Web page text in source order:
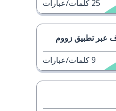
25 كلمات/عبارات
9كلمات/عبارات